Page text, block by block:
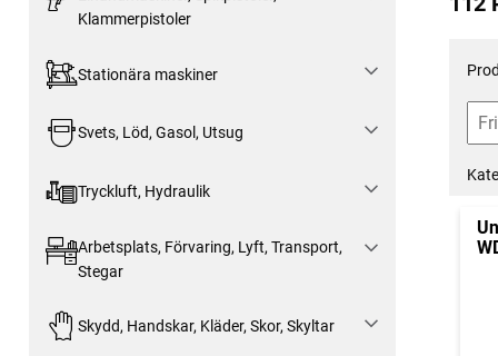
Klammerpistoler
Stationära maskiner
Svets, Löd, Gasol, Utsug
Tryckluft, Hydraulik
Arbetsplats, Förvaring, Lyft, Transport,
Stegar
Skydd, Handskar, Kläder, Skor, Skyltar